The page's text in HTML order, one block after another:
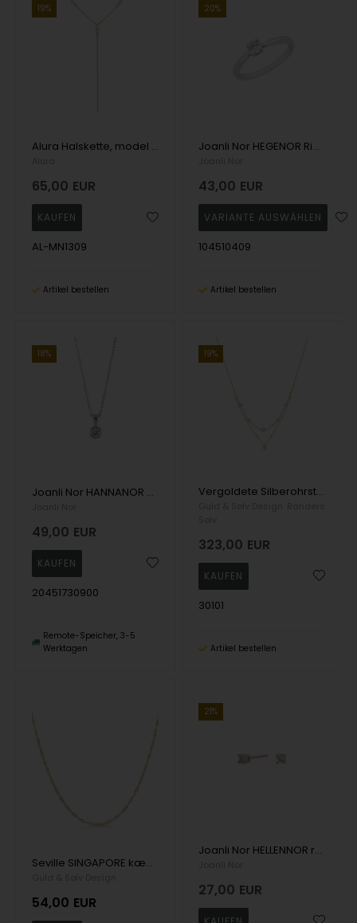
19%
Alura Halskette, model AL-MN1309
65,00 EUR
AL-MN1309
Artikel bestellen
20%
Joanli Nor HEGENOR Ring mit Solitär aus Sterlingsilber mit schönen Zirkonen in 4 Stiften
43,00 EUR
104510409
Artikel bestellen
18%
Joanli Nor HANNANOR schöner Silberanhänger mit 4 mm funkelnden Zirkonia in der Mitte
49,00 EUR
20451730900
Remote-Speicher, 3-5
Werktagen
19%
Vergoldete Silberohrstecker, aus Sevilla mit Zirkonia
323,00 EUR
30101
Artikel bestellen
Seville SINGAPORE kæde fg 42+5cm
54,00 EUR
21%
Joanli Nor HELLENNOR rosévergoldete Ohrringe aus Sterlingsilber 4 Ohrstecker mit schönen grünen Zirkonia
27,00 EUR